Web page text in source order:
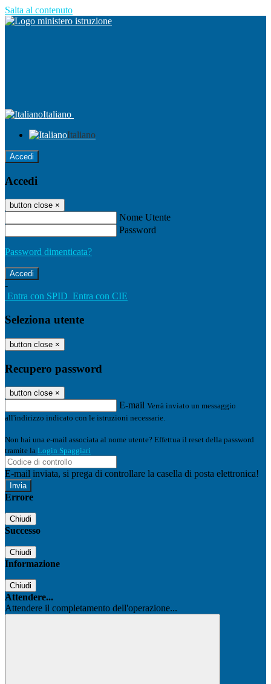
Salta al contenuto
Italiano
Italiano
Accedi
Accedi
button close ×
Nome Utente
Password
Password dimenticata?
-
Entra con SPID Entra con CIE
Seleziona utente
button close ×
Recupero password
button close ×
E-mail Verrà inviato un messaggio
all'indirizzo indicato con le istruzioni necessarie.
Non hai una e-mail associata al nome utente? Effettua il reset della password
tramite la Login Spaggiari
E-mail inviata, si prega di controllare la casella di posta elettronica!
Errore
Chiudi
Successo
Chiudi
Informazione
Chiudi
Attendere...
Attendere il completamento dell'operazione...